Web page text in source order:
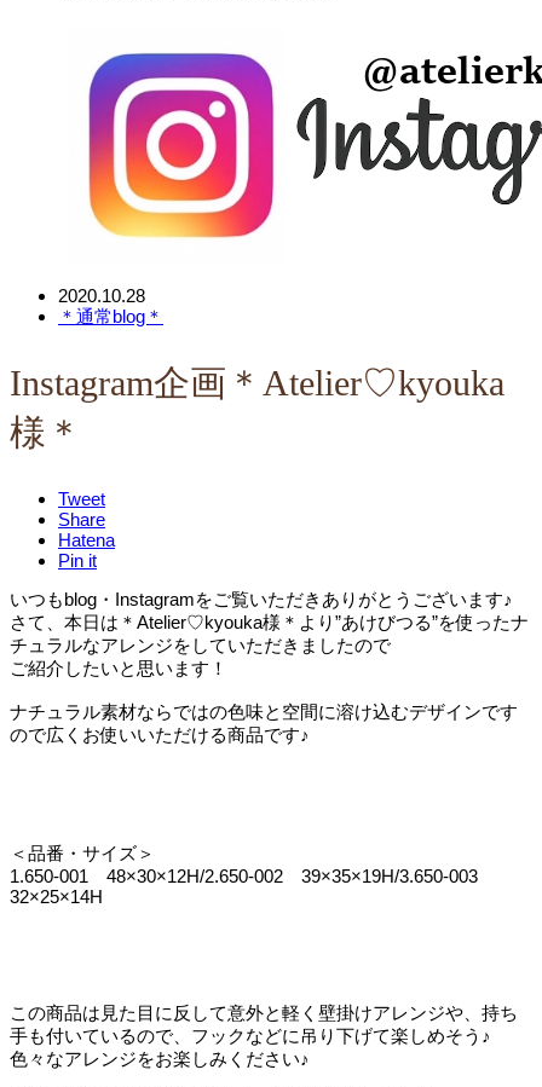
2020.10.28
＊通常blog＊
Instagram企画＊Atelier♡kyouka
様＊
Tweet
Share
Hatena
Pin it
いつもblog・Instagramをご覧いただきありがとうございます♪
さて、本日は＊Atelier♡kyouka様＊より”あけびつる”を使ったナ
チュラルなアレンジをしていただきましたので
ご紹介したいと思います！
ナチュラル素材ならではの色味と空間に溶け込むデザインです
ので広くお使いいただける商品です♪
＜品番・サイズ＞
1.650-001 48×30×12H/2.650-002 39×35×19H/3.650-003
32×25×14H
この商品は見た目に反して意外と軽く壁掛けアレンジや、持ち
手も付いているので、フックなどに吊り下げて楽しめそう♪
色々なアレンジをお楽しみください♪